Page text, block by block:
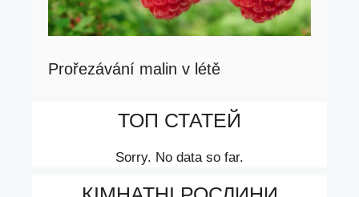
Prořezávání malin v létě
ТОП СТАТЕЙ
Sorry. No data so far.